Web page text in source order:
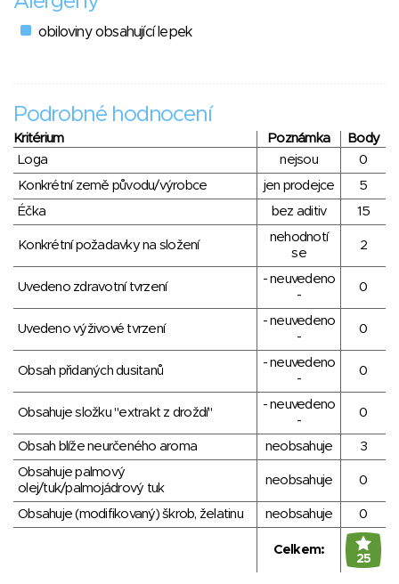
obiloviny obsahující lepek
Podrobné hodnocení
Kritérium Poznámka
Body
Loga
nejsou
0
Konkrétní země původu/výrobce
jen prodejce
5
Éčka
bez aditiv 15
Konkrétní požadavky na složení
nehodnotí
se
2
Uvedeno zdravotní tvrzení
- neuvedeno
-
0
Uvedeno výživové tvrzení
- neuvedeno
-
0
Obsah přidaných dusitanů
- neuvedeno
-
0
Obsahuje složku "extrakt z droždí"
- neuvedeno
-
0
Obsah blíže neurčeného aroma neobsahuje
3
Obsahuje palmový
olej/tuk/palmojádrový tuk
neobsahuje 0
Obsahuje (modifikovaný) škrob, želatinu neobsahuje 0
Celkem:
25